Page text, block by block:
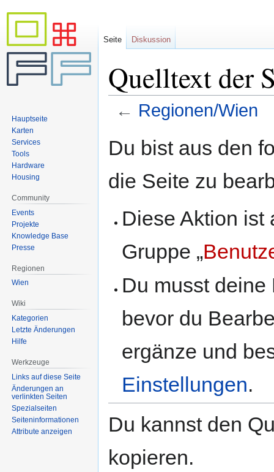
Quelltext der
← Regionen/Wien
Navigation
Suche
Du bist aus den
die Seite zu
Diese Aktion ist
Gruppe „
Du musst
bevor du
ergänze und
Einstellungen.
Du kannst den
kopieren.
Seite Diskussion
Hauptseite
Karten
Services
Tools
Hardware
Housing
Community
Events
Projekte
Knowledge Base
Presse
Regionen
Wien
Wiki
Kategorien
Letzte Änderungen
Hilfe
Werkzeuge
Links auf diese Seite
Änderungen an
verlinkten Seiten
Spezialseiten
Seiten­informationen
Attribute anzeigen